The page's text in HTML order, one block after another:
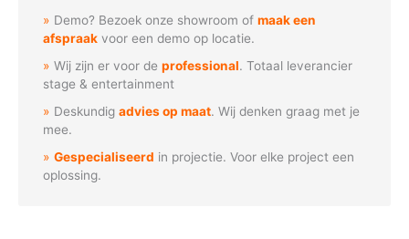
sterren
Demo? Bezoek onze showroom ofmaak een
afspraak voor een demo op locatie.
Wij zijn er voor deprofessional. Totaal leverancier
stage & entertainment
Deskundigadvies op maat. Wij denken graag met je
mee.
Gespecialiseerd in projectie. Voor elke project een
oplossing.